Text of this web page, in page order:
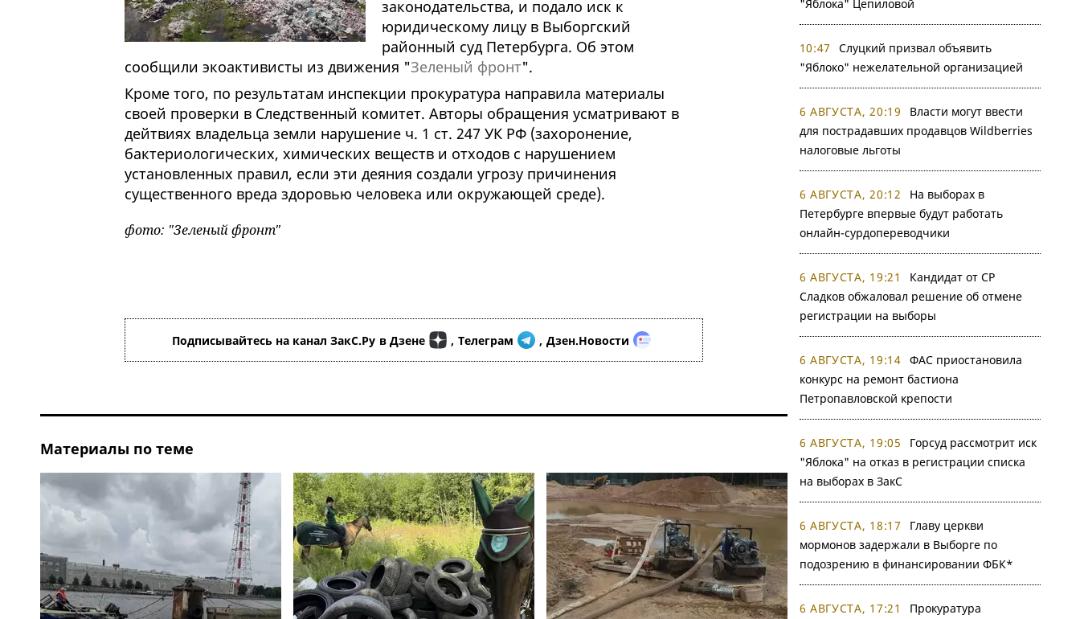
законодательства, и подало иск к
юридическому лицу в Выборгский
районный суд Петербурга. Об этом
сообщили экоактивисты из движения "Зеленый фронт".
Кроме того, по результатам инспекции прокуратура направила материалы
своей проверки в Следственный комитет. Авторы обращения усматривают в
дейтвиях владельца земли нарушение ч. 1 ст. 247 УК РФ (захоронение,
бактериологических, химических веществ и отходов с нарушением
установленных правил, если эти деяния создали угрозу причинения
существенного вреда здоровью человека или окружающей среде).
фото: "Зеленый фронт"
Подписывайтесь на канал ЗакС.Ру в Дзене , Телеграм , Дзен.Новости
Материалы по теме
"Яблока" Цепиловой
10:47
Слуцкий призвал объявить
"Яблоко" нежелательной организацией
6 АВГУСТА, 20:19
Власти могут ввести
для пострадавших продавцов Wildberries
налоговые льготы
6 АВГУСТА, 20:12
На выборах в
Петербурге впервые будут работать
онлайн-сурдопереводчики
6 АВГУСТА, 19:21
Кандидат от СР
Сладков обжаловал решение об отмене
регистрации на выборы
6 АВГУСТА, 19:14 ФАС приостановила
конкурс на ремонт бастиона
Петропавловской крепости
6 АВГУСТА, 19:05
Горсуд рассмотрит иск
"Яблока" на отказ в регистрации списка
на выборах в ЗакС
6 АВГУСТА, 18:17
Главу церкви
мормонов задержали в Выборге по
подозрению в финансировании ФБК*
6 АВГУСТА, 17:21
Прокуратура